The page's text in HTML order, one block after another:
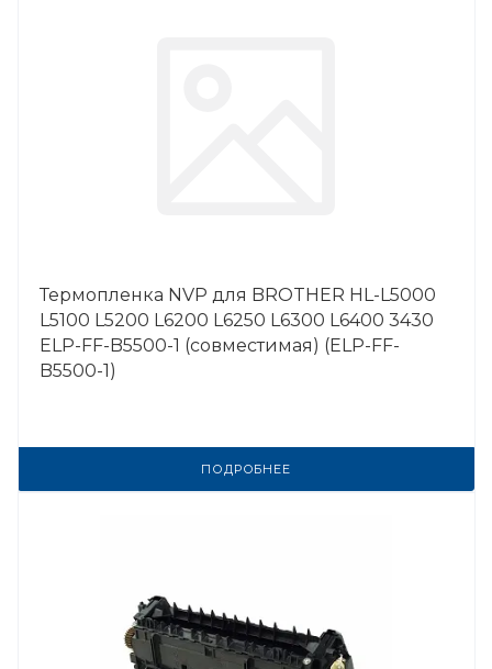
Термопленка NVP для BROTHER HL-L5000
L5100 L5200 L6200 L6250 L6300 L6400 3430
ELP-FF-B5500-1 (совместимая) (ELP-FF-
B5500-1)
ПОДРОБНЕЕ